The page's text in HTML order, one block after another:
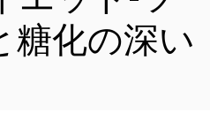
糖化の深い